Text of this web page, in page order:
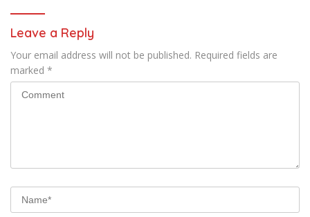
Leave a Reply
Your email address will not be published. Required fields are
marked *